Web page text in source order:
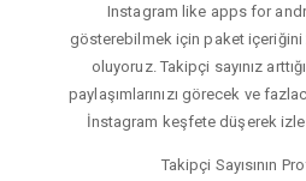
Instagram like apps for
gösterebilmek için paket
oluyoruz. Takipçi sayınız
paylaşımlarınızı görecek ve
İnstagram keşfete düşerek
Takipçi Sayısının